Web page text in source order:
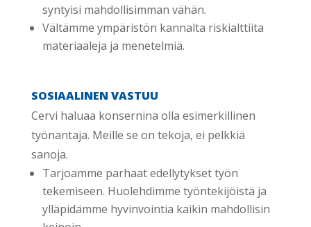
syntyisi mahdollisimman vähän.
Vältämme ympäristön kannalta riskialttiita
materiaaleja ja menetelmiä.
SOSIAALINEN VASTUU
Cervi haluaa konsernina olla esimerkillinen
työnantaja. Meille se on tekoja, ei pelkkiä
sanoja.
Tarjoamme parhaat edellytykset työn
tekemiseen. Huolehdimme työntekijöistä ja
ylläpidämme hyvinvointia kaikin mahdollisin